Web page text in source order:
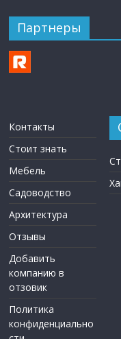
Партнеры
Контакты
Стоит знать
Мебель
Садоводство
Архитектура
Отзывы
Добавить
компанию в
отзовик
Политика
конфиденциально